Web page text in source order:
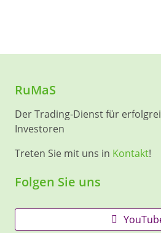
RuMaS
Der Trading-Dienst für
Investoren
Treten Sie mit uns in Kontakt!
Folgen Sie uns